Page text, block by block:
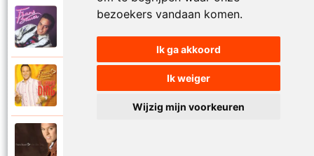
bezoekers vandaan komen.
Ik ga akkoord
Ik weiger
Wijzig mijn voorkeuren
Frans Bauer
Hasta la vista
He lekker ding
2004